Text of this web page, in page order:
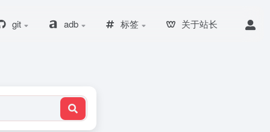
git adb 标签 关于站长